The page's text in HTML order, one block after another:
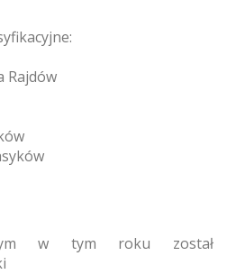
Rajdów
w tym roku został